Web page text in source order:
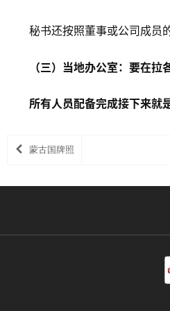
秘书还按照董事或公司成员
（三）当地办公室：要在
所有人员配备完成接下来就
蒙古国牌照